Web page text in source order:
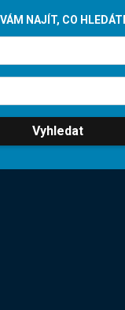
NAJÍT, CO
Vyhledat